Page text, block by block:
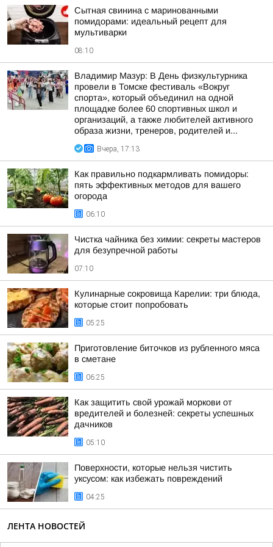
Сытная свинина с маринованными
помидорами: идеальный рецепт для
мультиварки
08:10
Владимир Мазур: В День физкультурника
провели в Томске фестиваль «Вокруг
спорта», который объединил на одной
площадке более 60 спортивных школ и
организаций, а также любителей активного
образа жизни, тренеров, родителей и...
Вчера, 17:13
Как правильно подкармливать помидоры:
пять эффективных методов для вашего
огорода
06:10
Чистка чайника без химии: секреты мастеров
для безупречной работы
07:10
Кулинарные сокровища Карелии: три блюда,
которые стоит попробовать
05:25
Приготовление биточков из рубленного мяса
в сметане
06:25
Как защитить свой урожай моркови от
вредителей и болезней: секреты успешных
дачников
05:10
Поверхности, которые нельзя чистить
уксусом: как избежать повреждений
04:25
ЛЕНТА НОВОСТЕЙ